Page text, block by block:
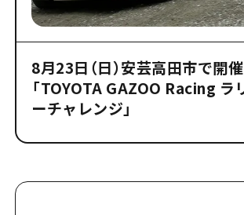
8月23日（日）安芸高田市で開催
「TOYOTA GAZOO Racing ラ
ーチャレンジ」